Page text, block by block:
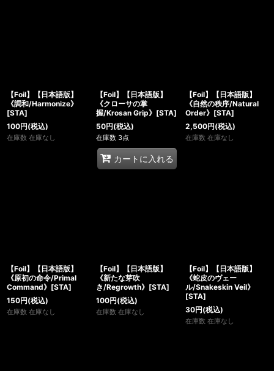
【Foil】【日本語版】
《調和/Harmonize》
[STA]
100円(税込)
在庫数 在庫なし
【Foil】【日本語版】
《クローサの掌
握/Krosan Grip》[STA]
50円(税込)
在庫数 3点
カートに入れる
【Foil】【日本語版】
《自然の秩序/Natural
Order》[STA]
2,500円(税込)
在庫数 在庫なし
【Foil】【日本語版】
《原初の命令/Primal
Command》[STA]
150円(税込)
在庫数 在庫なし
【Foil】【日本語版】
《新たな芽吹
き/Regrowth》[STA]
100円(税込)
在庫数 在庫なし
【Foil】【日本語版】
《蛇皮のヴェー
ル/Snakeskin Veil》
[STA]
30円(税込)
在庫数 在庫なし